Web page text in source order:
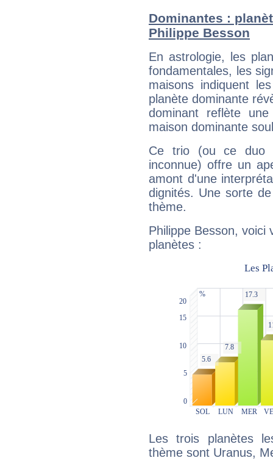
Dominantes :
Philippe Besson
En astrologie, les
fondamentales, les
maisons indiquent
planète dominante
dominant reflète
maison dominante
Ce trio (ou ce duo
inconnue) offre un
amont d'une
dignités. Une sorte
thème.
Philippe Besson, voici
planètes :
Les trois planètes
thème sont Uranus,